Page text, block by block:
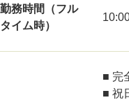
勤務時間（フル
タイム時）
■ 完
■ 祝